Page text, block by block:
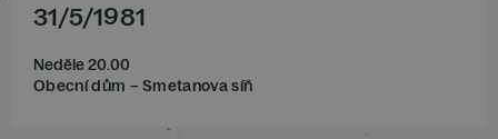
31/5/1981
Neděle 20.00
Obecní dům – Smetanova síň